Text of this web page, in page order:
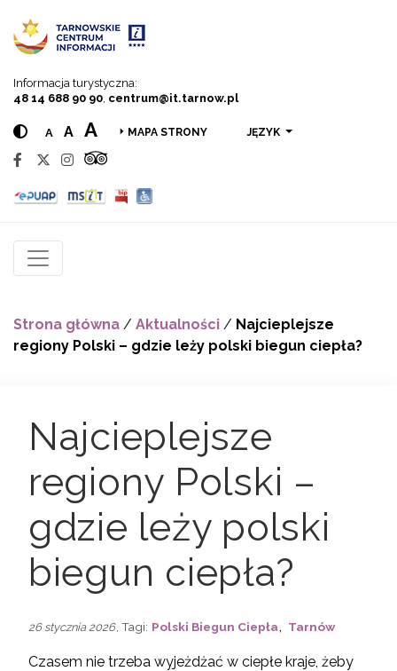
Informacja turystyczna:
48 14 688 90 90 centrum@it.tarnow.pl
A A A MAPA STRONY JĘZYK
Strona główna / Aktualności / Najcieplejsze
regiony Polski – gdzie leży polski biegun ciepła?
Najcieplejsze
regiony Polski –
gdzie leży polski
biegun ciepła?
26 stycznia 2026 , Tagi: Polski Biegun Ciepła Tarnów
Czasem nie trzeba wyjeżdżać w ciepłe kraje, żeby